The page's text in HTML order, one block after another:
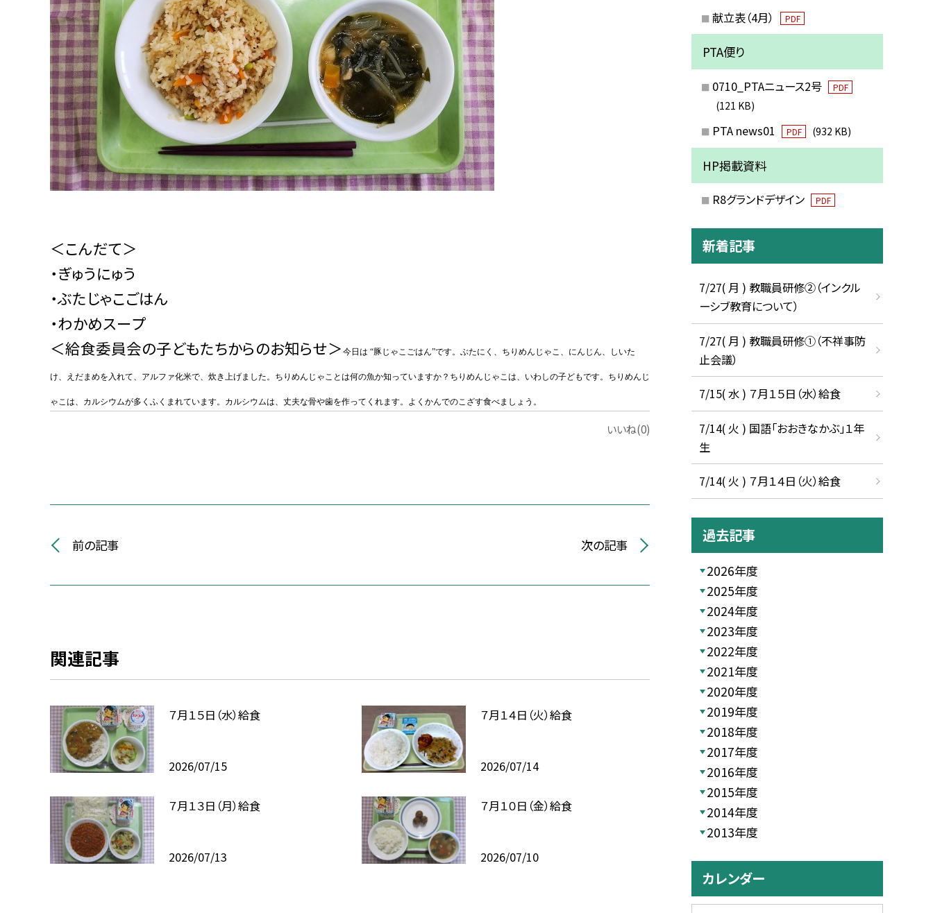
＜こんだて＞
・ぎゅうにゅう
・ぶたじゃこごはん
・わかめスープ
＜給食委員会の子どもたちからのお知らせ＞ 今日は “豚じゃこごはん”です。 ぶたにく、ちりめんじゃこ、にんじん、しいた
け、えだまめを入れて、アルファ化米で、 炊 き上げました。 ちりめんじゃことは何の魚か知っていますか？ ちりめんじゃこは、いわしの子どもです。ちりめんじ
ゃこは、カルシウムが多くふくまれています。カルシウムは、 丈夫な骨や歯を作ってくれます。よくかんでのこざす食べましょう。
いいね(0)
前の記事 次の記事
関連記事
７月１５日（水）給食
2026/07/15
７月１４日（火）給食
2026/07/14
７月１３日（月）給食
2026/07/13
７月１０日（金）給食
2026/07/10
献立表（4月） PDF
PTA便り
0710_PTAニュース2号 PDF
(121 KB)
PTA news01 PDF (932 KB)
HP掲載資料
R8グランドデザイン PDF
新着記事
7/27( 月 ) 教職員研修②（インクル
ーシブ教育について）
7/27( 月 ) 教職員研修①（不祥事防
止会議）
7/15( 水 ) ７月１５日（水）給食
7/14( 火 ) 国語「おおきなかぶ」１年
生
7/14( 火 ) ７月１４日（火）給食
過去記事
2026年度
2025年度
2024年度
2023年度
2022年度
2021年度
2020年度
2019年度
2018年度
2017年度
2016年度
2015年度
2014年度
2013年度
カレンダー